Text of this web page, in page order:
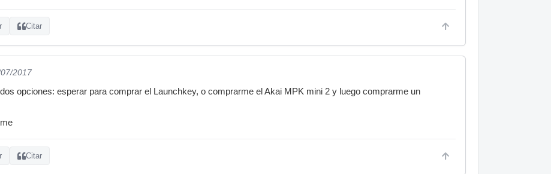
Citar
2017
opciones: esperar para comprar el Launchkey, o comprarme el Akai MPK mini 2 y luego comprarme un
Citar